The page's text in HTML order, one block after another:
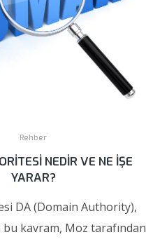
Rehber
NEDIR VE NE IŞE
YARAR?
DA (Domain Authority),
bu kavram, Moz tarafından